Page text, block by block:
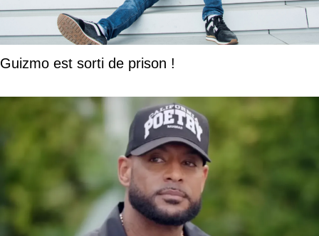
Guizmo est sorti de prison !